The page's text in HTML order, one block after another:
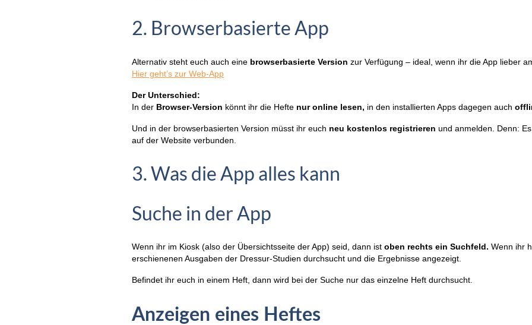
2. Browserbasierte App
Alternativ steht euch auch eine browserbasierte Version zur Verfügung – ideal, wenn ihr die App lieber
Hier geht’s zur Web-App
Der Unterschied:
In der Browser-Version könnt ihr die Hefte nur online lesen, in den installierten Apps dagegen auch
Und in der browserbasierten Version müsst ihr euch neu kostenlos registrieren und anmelden. Denn:
auf der Website verbunden.
3. Was die App alles kann
Suche in der App
Wenn ihr im Kiosk (also der Übersichtsseite der App) seid, dann ist oben rechts ein Suchfeld. Wenn ihr
erschienenen Ausgaben der Dressur-Studien durchsucht und die Ergebnisse angezeigt.
Befindet ihr euch in einem Heft, dann wird bei der Suche nur das einzelne Heft durchsucht.
Anzeigen eines Heftes